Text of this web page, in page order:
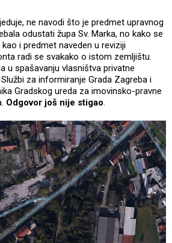
ne navodi što je predmet upravnog
odustati župa Sv. Marka, no kako se
i predmet naveden u reviziji
radi se svakako o istom zemljištu.
u spašavanju vlasništva privatne
za informiranje Grada Zagreba i
Gradskog ureda za imovinsko-pravne
Odgovor još nije stigao.